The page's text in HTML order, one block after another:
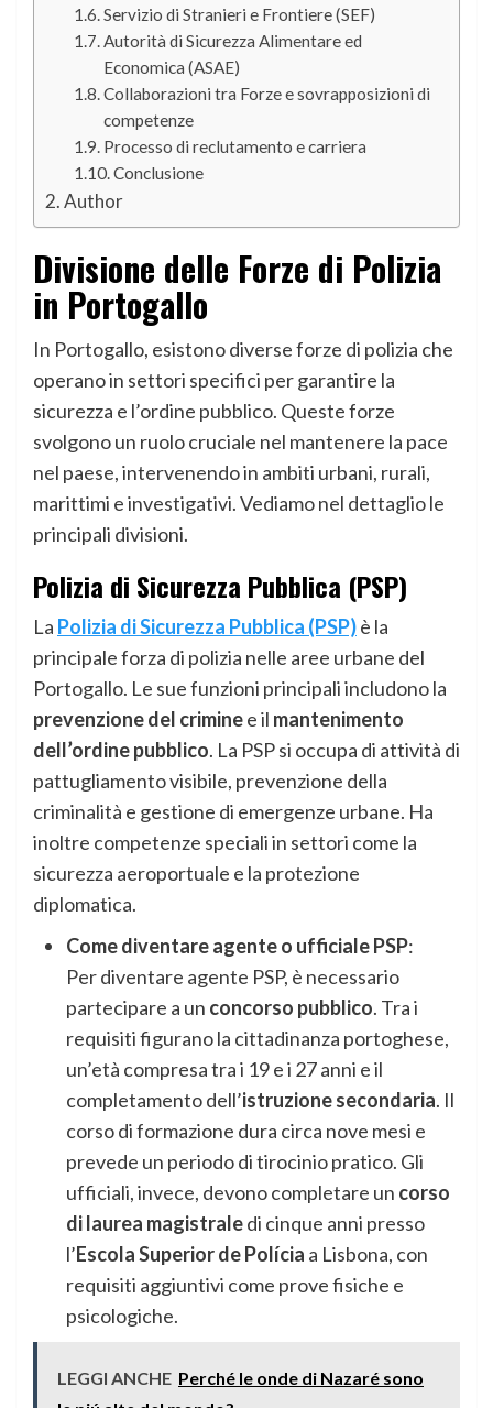
Servizio di Stranieri e Frontiere (SEF)
Autorità di Sicurezza Alimentare ed
Economica (ASAE)
Collaborazioni tra Forze e sovrapposizioni di
competenze
Processo di reclutamento e carriera
Conclusione
Author
Divisione delle Forze di Polizia
in Portogallo
In Portogallo, esistono diverse forze di polizia che
operano in settori specifici per garantire la
sicurezza e l’ordine pubblico. Queste forze
svolgono un ruolo cruciale nel mantenere la pace
nel paese, intervenendo in ambiti urbani, rurali,
marittimi e investigativi. Vediamo nel dettaglio le
principali divisioni.
Polizia di Sicurezza Pubblica (PSP)
La Polizia di Sicurezza Pubblica (PSP)è la
principale forza di polizia nelle aree urbane del
Portogallo. Le sue funzioni principali includono la
prevenzione del criminee il mantenimento
dell’ordine pubblico. La PSP si occupa di attività di
pattugliamento visibile, prevenzione della
criminalità e gestione di emergenze urbane. Ha
inoltre competenze speciali in settori come la
sicurezza aeroportuale e la protezione
diplomatica.
Come diventare agente o ufficiale PSP:
Per diventare agente PSP, è necessario
partecipare a un concorso pubblico. Tra i
requisiti figurano la cittadinanza portoghese,
un’età compresa tra i 19 e i 27 anni e il
completamento dell’istruzione secondaria. Il
corso di formazione dura circa nove mesi e
prevede un periodo di tirocinio pratico. Gli
ufficiali, invece, devono completare un corso
di laurea magistraledi cinque anni presso
l’Escola Superior de Polícia a Lisbona, con
requisiti aggiuntivi come prove fisiche e
psicologiche.
LEGGI ANCHE Perché le onde di Nazaré sono